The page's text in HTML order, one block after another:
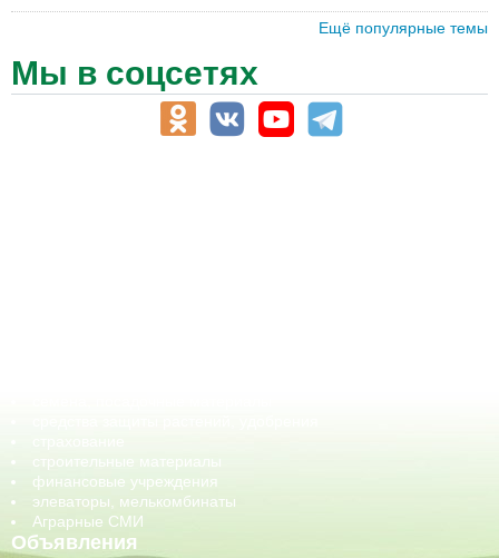
Ещё популярные темы
Мы в соцсетях
строительные материалы
финансовые учреждения
элеваторы, мелькомбинаты
Аграрные СМИ
Объявления